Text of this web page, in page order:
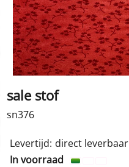
sale stof
sn376
Levertijd: direct leverbaar
In voorraad